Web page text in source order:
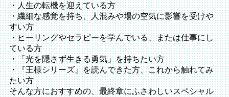
・人生の転機を迎えている方
・繊細な感覚を持ち、人混みや場の空気に影響を受けや
すい方
・ヒーリングやセラピーを学んでいる、または仕事にし
ている方
・「光を隠さず生きる勇気」を持ちたい方
・『王様シリーズ』を読んできた方、これから触れてみ
たい方
そんな方におすすめの、最終章にふさわしいスペシャル